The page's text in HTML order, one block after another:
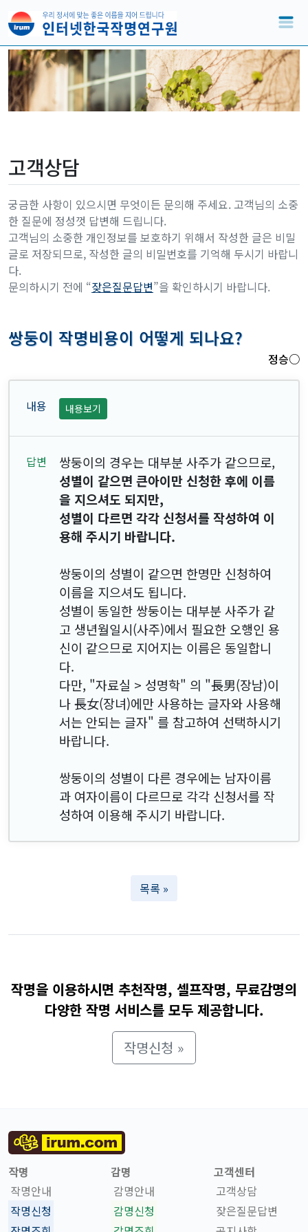
고객상담
궁금한 사항이 있으시면 무엇이든 문의해 주세요. 고객님의 소중
한 질문에 정성껏 답변해 드립니다.
고객님의 소중한 개인정보를 보호하기 위해서 작성한 글은 비밀
글로 저장되므로, 작성한 글의 비밀번호를 기억해 두시기 바랍니
다.
문의하시기 전에 “잦은질문답변”을 확인하시기 바랍니다.
쌍둥이 작명비용이 어떻게 되나요?
정승○
내용보기
쌍둥이의 경우는 대부분 사주가 같으므로,
성별이 같으면 큰아이만 신청한 후에 이름
을 지으셔도 되지만,
성별이 다르면 각각 신청서를 작성하여 이
용해 주시기 바랍니다.
쌍둥이의 성별이 같으면 한명만 신청하여
이름을 지으셔도 됩니다.
성별이 동일한 쌍둥이는 대부분 사주가 같
고 생년월일시(사주)에서 필요한 오행인 용
신이 같으므로 지어지는 이름은 동일합니
다.
다만, "자료실 > 성명학" 의 "長男(장남)이
나 長女(장녀)에만 사용하는 글자와 사용해
서는 안되는 글자" 를 참고하여 선택하시기
바랍니다.
쌍둥이의 성별이 다른 경우에는 남자이름
과 여자이름이 다르므로 각각 신청서를 작
성하여 이용해 주시기 바랍니다.
목록 »
작명을 이용하시면 추천작명, 셀프작명, 무료감명의
다양한 작명 서비스를 모두 제공합니다.
작명신청 »
작명
작명안내
작명신청
감명
감명안내
감명신청
고객센터
고객상담
잦은질문답변